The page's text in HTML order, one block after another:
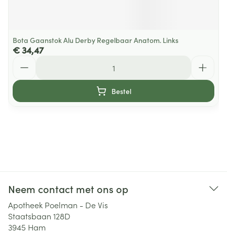
Bota Gaanstok Alu Derby Regelbaar Anatom. Links
€ 34,47
Bestel
Neem contact met ons op
Apotheek Poelman - De Vis
Staatsbaan 128D
3945 Ham